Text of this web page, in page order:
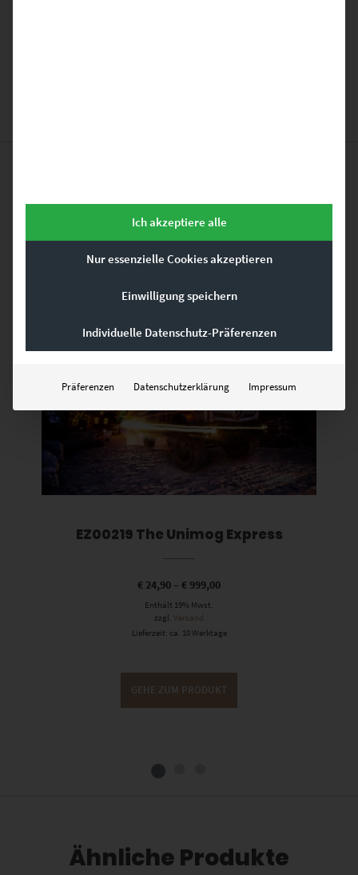
Das könnte dir auch
gefallen …
EZ00219 The Unimog Express
€ 24,90 –€ 999,00
Enthält 19% Mwst.
zzgl. Versand
Lieferzeit: ca. 10 Werktage
GEHE ZUM PRODUKT
Ähnliche Produkte
Ich akzeptiere alle
Nur essenzielle Cookies akzeptieren
Einwilligung speichern
Individuelle Datenschutz-Präferenzen
Präferenzen Datenschutzerklärung Impressum